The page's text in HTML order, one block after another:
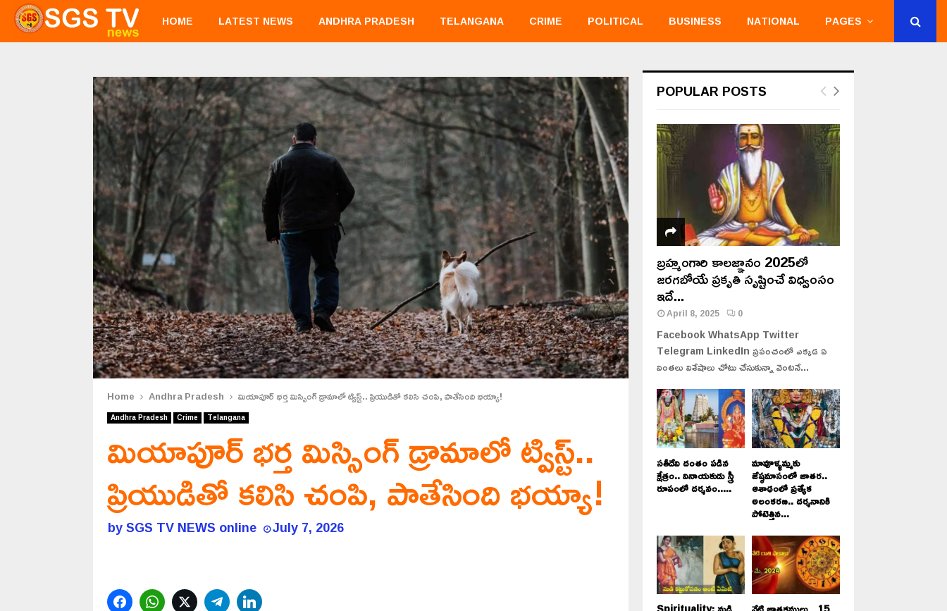
HOME LATEST NEWS ANDHRA PRADESH TELANGANA CRIME POLITICAL BUSINESS NATIONAL PAGES
Home Andhra Pradesh మియాపూర్ భర్త మిస్సింగ్ డ్రామాలో ట్విస్ట్.. ప్రియుడితో కలిసి చంపి, పాతేసింది భయ్యా!
Andhra Pradesh Crime Telangana
మియాపూర్ భర్త మిస్సింగ్ డ్రామాలో ట్విస్ట్..
ప్రియుడితో కలిసి చంపి, పాతేసింది భయ్యా!
bySGS TV NEWS online July 7, 2026
FacebookWhatsAppTwitterTelegram
POPULAR POSTS
బ్రహ్మంగారి కాలజ్ఞానం 2025లో
జరగబోయే ప్రకృతి సృష్టించే విధ్వంసం
ఇదే...
April 8, 2025 0
Facebook WhatsApp Twitter
Telegram LinkedIn ప్రపంచంలో ఎక్కడ ఏ
వింతలు విశేషాలు చోటు చేసుకున్నా వెంటనే...
సతీదేవి దంతం పడిన
క్షేత్రం.. వినాయకుడు స్త్రీ
రూపంలో దర్శనం.....
మావూళ్ళమ్మకు
జేష్ఠమాసంలో జాతర..
ఆశాఢంలో ప్రత్యేక
అలంకరణ.. దర్శనానికి
పోటెత్తిన...